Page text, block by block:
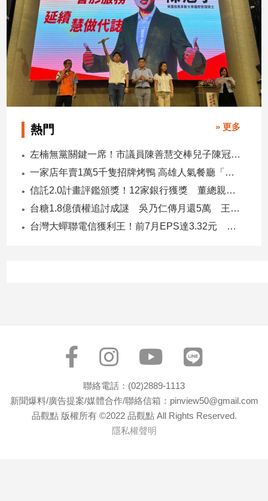
【我
的
觀
點】
熱門 » 更多
左楠無黨關鍵一席！市議員陳善慧交棒兒子陳冠宇 一人參選 兩代服務
一家店年賣1萬5千隻招牌烤鴨 高雄人氣餐廳「鴨點棧」展新店
信託2.0計畫評鑑頒獎！12家銀行獲獎 董總親臨領獎
台糖1.8億債權追討成謎 吳乃仁傳月還5萬 王鴻薇轟：要還到379歲
台灣大蟬聯電信獲利王！前7月EPS達3.32元 中華電3.11、遠傳2.46元
聯絡電話：(02)2889-1113
新聞爆料/廣告提案/媒體合作/聯絡信箱：pinview50@gmail.com
品觀點 版權所有 ©2022 品觀點 All Rights Reserved.
隱私權聲明